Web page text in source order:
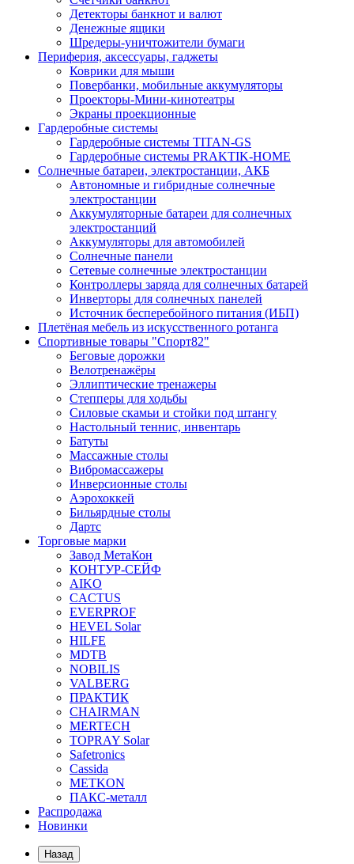
Детекторы банкнот и валют
Денежные ящики
Шредеры-уничтожители бумаги
Периферия, аксессуары, гаджеты
Коврики для мыши
Повербанки, мобильные аккумуляторы
Проекторы-Мини-кинотеатры
Экраны проекционные
Гардеробные системы
Гардеробные системы TITAN-GS
Гардеробные системы PRAKTIK-HOME
Солнечные батареи, электростанции, АКБ
Автономные и гибридные солнечные
электростанции
Аккумуляторные батареи для солнечных
электростанций
Аккумуляторы для автомобилей
Солнечные панели
Сетевые солнечные электростанции
Контроллеры заряда для солнечных батарей
Инверторы для солнечных панелей
Источник бесперебойного питания (ИБП)
Плетёная мебель из искусственного ротанга
Спортивные товары "Спорт82"
Беговые дорожки
Велотренажёры
Эллиптические тренажеры
Степперы для ходьбы
Силовые скамьи и стойки под штангу
Настольный теннис, инвентарь
Батуты
Массажные столы
Вибромассажеры
Инверсионные столы
Аэрохоккей
Бильярдные столы
Дартс
Торговые марки
Завод МетаКон
КОНТУР-СЕЙФ
AIKO
CACTUS
EVERPROF
HEVEL Solar
HILFE
MDTB
NOBILIS
VALBERG
ПРАКТИК
CHAIRMAN
MERTECH
TOPRAY Solar
Safetronics
Cassida
METKON
ПАКС-металл
Распродажа
Новинки
Назад